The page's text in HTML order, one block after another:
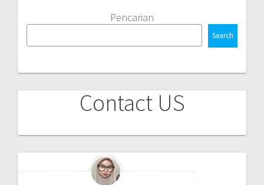
Pencarian
Search
Contact US